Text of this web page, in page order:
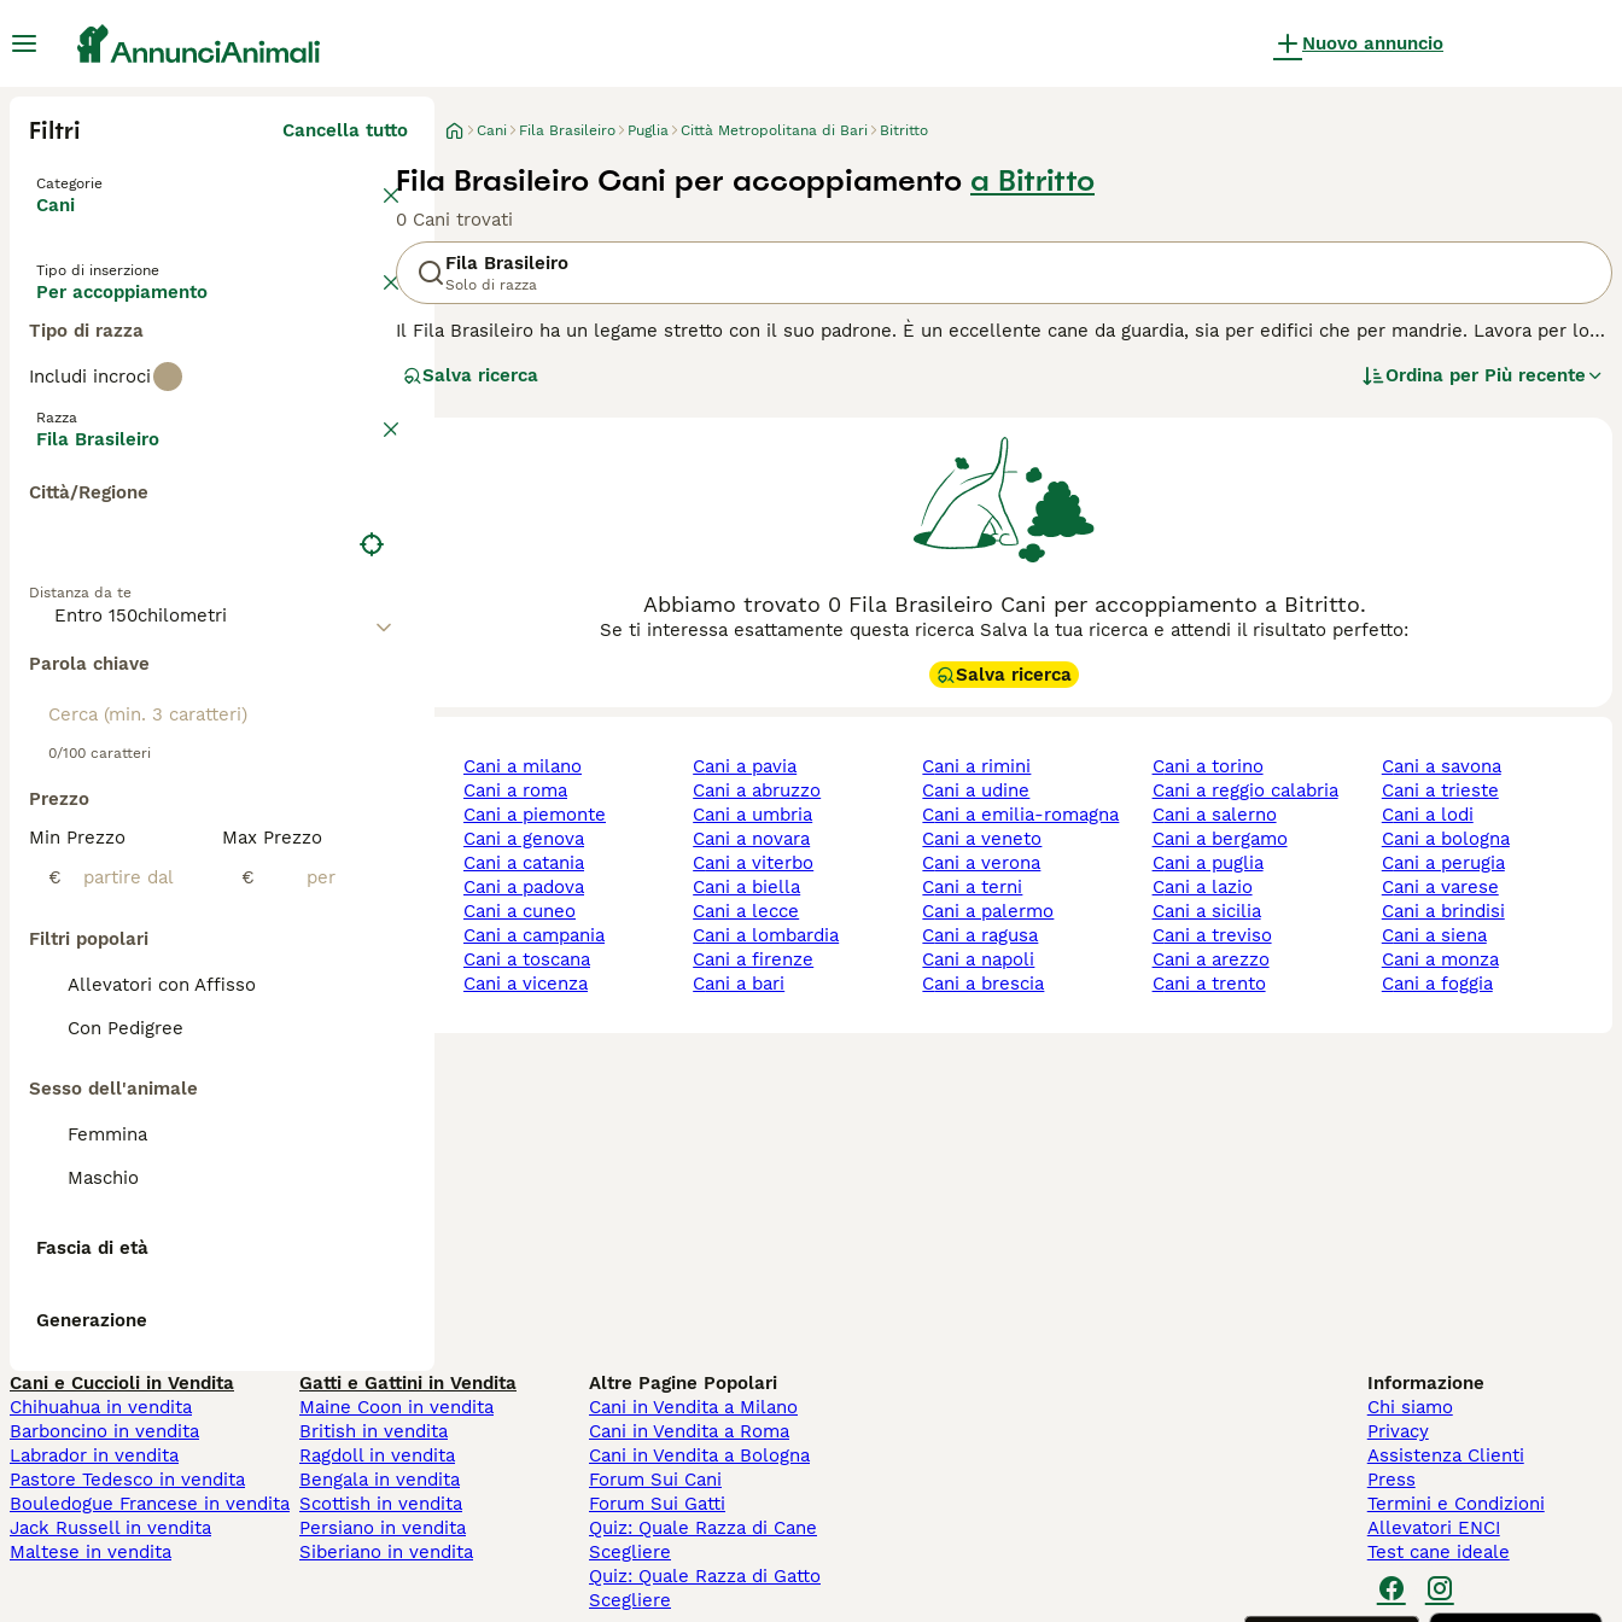
Nuovo annuncio
Filtri Cancella tutto
Categorie
Cani
Tipo di inserzione
Per accoppiamento
Tipo di razza
Includi incroci
Razza
Fila Brasileiro
Città/Regione
Distanza da te
Parola chiave
0/100 caratteri
Prezzo
Min Prezzo
€
Max Prezzo
€
Filtri popolari
Allevatori con Affisso
Con Pedigree
Sesso dell'animale
Femmina
Maschio
Fascia di età
Generazione
Cani Fila Brasileiro Puglia Città Metropolitana di Bari Bitritto
Fila Brasileiro Cani per accoppiamento a Bitritto
0 Cani trovati
Fila Brasileiro
Solo di razza
Il Fila Brasileiro ha un legame stretto con il suo padrone. È un eccellente cane da guardia, sia per edifici che per mandrie. Lavora per lo
fedeltà. Non amano molto gli estranei, e possono reagire con aggressività o evitare il contatto. Hanno inoltre un forte senso del territorio,
un proprietario inesperto o alle prime armi. Leggi la nostra pagina di consigli sull'
Salva ricerca Ordina per Più recente
Abbiamo trovato 0 Fila Brasileiro Cani per accoppiamento a Bitritto.
Se ti interessa esattamente questa ricerca Salva la tua ricerca e attendi il risultato perfetto:
Salva ricerca
cani a milano
cani a roma
cani a piemonte
cani a genova
cani a catania
cani a padova
cani a cuneo
cani a campania
cani a toscana
cani a vicenza
cani a pavia
cani a abruzzo
cani a umbria
cani a novara
cani a viterbo
cani a biella
cani a lecce
cani a lombardia
cani a firenze
cani a bari
cani a rimini
cani a udine
cani a emilia-romagna
cani a veneto
cani a verona
cani a terni
cani a palermo
cani a ragusa
cani a napoli
cani a brescia
cani a torino
cani a reggio calabria
cani a salerno
cani a bergamo
cani a puglia
cani a lazio
cani a sicilia
cani a treviso
cani a arezzo
cani a trento
cani a savona
cani a trieste
cani a lodi
cani a bologna
cani a perugia
cani a varese
cani a brindisi
cani a siena
cani a monza
cani a foggia
Cani e Cuccioli in Vendita
Chihuahua in vendita
Barboncino in vendita
Labrador in vendita
Pastore Tedesco in vendita
Bouledogue Francese in vendita
Jack Russell in vendita
Maltese in vendita
Gatti e Gattini in Vendita
Maine Coon in vendita
British in vendita
Ragdoll in vendita
Bengala in vendita
Scottish in vendita
Persiano in vendita
Siberiano in vendita
Altre Pagine Popolari
Cani in Vendita a Milano
Cani in Vendita a Roma
Cani in Vendita a Bologna
Forum Sui Cani
Forum Sui Gatti
Quiz: Quale Razza di Cane
Scegliere
Quiz: Quale Razza di Gatto
Scegliere
Informazione
Chi siamo
Privacy
Assistenza Clienti
Press
Termini e Condizioni
Allevatori ENCI
Test cane ideale